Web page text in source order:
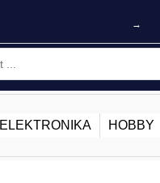
→
ELEKTRONIKA HOBBY